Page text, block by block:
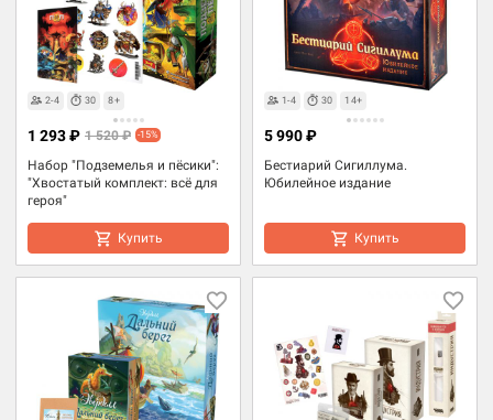
2-4 30 8+
Набор "Подземелья и пёсики":
"Хвостатый комплект: всё для
героя"
1 293 ₽ 1 520 ₽ -15%
Купить
1-4 30 14+
Бестиарий Сигиллума.
Юбилейное издание
5 990 ₽
Купить